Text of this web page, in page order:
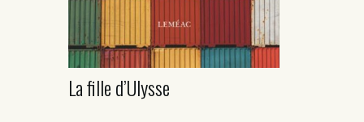
La fille d’Ulysse